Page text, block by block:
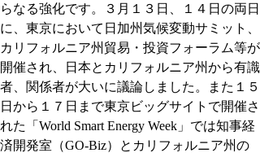
らなる強化です。３月１３日、１４日の両日
に、東京において日加州気候変動サミット、
カリフォルニア州貿易・投資フォーラム等が
開催され、日本とカリフォルニア州から有識
者、関係者が大いに議論しました。また１５
日から１７日まで東京ビッグサイトで開催さ
れた「World Smart Energy Week」では知事経
済開発室（GO-Biz）とカリフォルニア州の